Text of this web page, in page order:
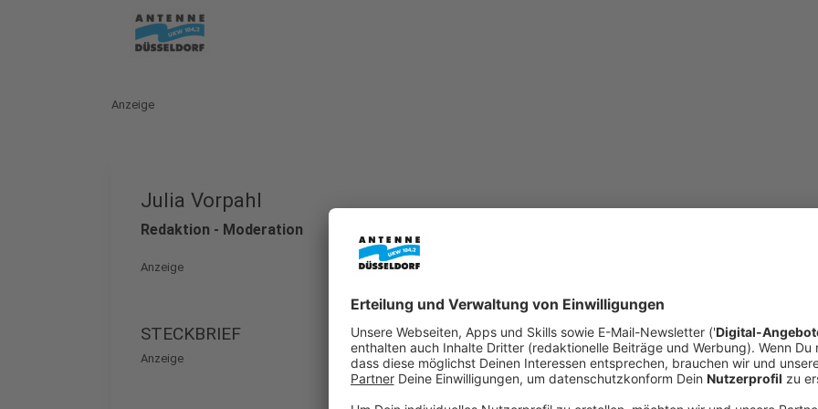
Anzeige
Julia Vorpahl
Redaktion - Moderation
Anzeige
STECKBRIEF
Anzeige